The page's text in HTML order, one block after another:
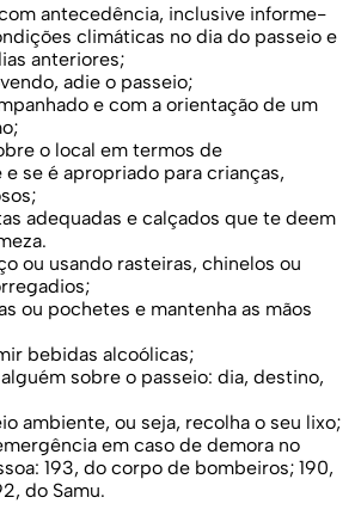
antecedência, inclusive informe-
climáticas no dia do passeio e
anteriores;
adie o passeio;
e com a orientação de um
o local em termos de
se é apropriado para crianças,
adequadas e calçados que te deem
ou usando rasteiras, chinelos ou
ou pochetes e mantenha as mãos
bebidas alcoólicas;
sobre o passeio: dia, destino,
ambiente, ou seja, recolha o seu lixo;
em caso de demora no
193, do corpo de bombeiros; 190,
do Samu.